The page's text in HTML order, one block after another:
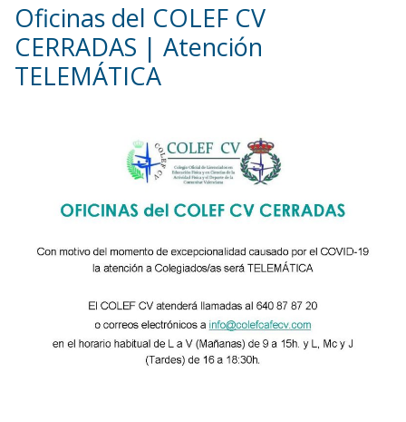
Oficinas del COLEF CV
CERRADAS | Atención
TELEMÁTICA